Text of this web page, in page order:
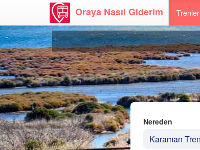
Oraya Nasıl Giderim Trenler
Nereden